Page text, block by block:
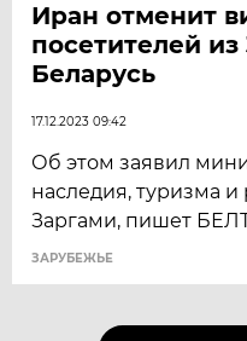
Иран отменит
посетителей
Беларусь
17.12.2023 09:42
Об этом заявил
наследия, туризма
Заргами, пишет
ЗАРУБЕЖЬЕ